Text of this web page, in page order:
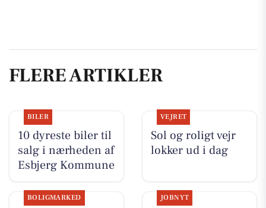
FLERE ARTIKLER
BILER
10 dyreste biler til
salg i nærheden af
Esbjerg Kommune
VEJRET
Sol og roligt vejr
lokker ud i dag
BOLIGMARKED JOBNYT